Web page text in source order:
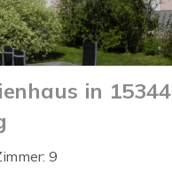
in 15344
9